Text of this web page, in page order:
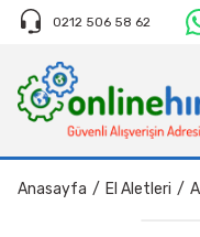
0212 506 58 62
Anasayfa El Aletleri